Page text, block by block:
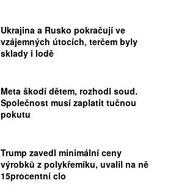
Ukrajina a Rusko pokračují ve
vzájemných útocích, terčem byly
sklady i lodě
Meta škodí dětem, rozhodl soud.
Společnost musí zaplatit tučnou
pokutu
Trump zavedl minimální ceny
výrobků z polykřemíku, uvalil na ně
15procentní clo